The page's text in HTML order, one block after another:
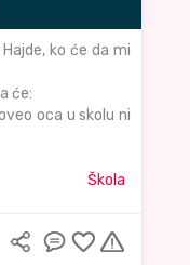
ko će da mi
će:
oca u skolu ni
Škola